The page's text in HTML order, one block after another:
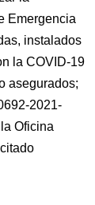
Emergencia
instalados
la COVID-19
asegurados;
2021-
Oficina